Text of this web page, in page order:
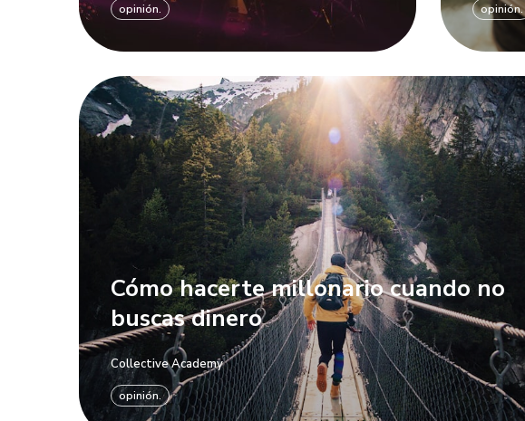
opinión. opinión.
Cómo hacerte millonario cuando no
buscas dinero
Collective Academy
opinión.